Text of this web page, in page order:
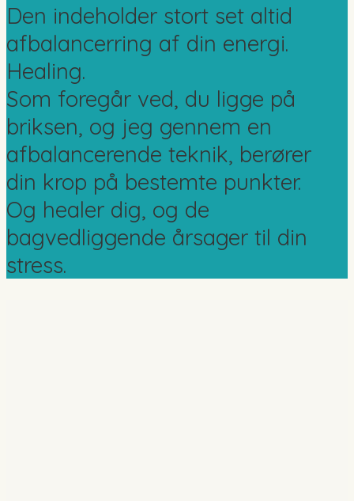
Den indeholder stort set altid
afbalancerring af din energi.
Healing.
Som foregår ved, du ligge på
briksen, og jeg gennem en
afbalancerende teknik, berører
din krop på bestemte punkter.
Og healer dig, og de
bagvedliggende årsager til din
stress.